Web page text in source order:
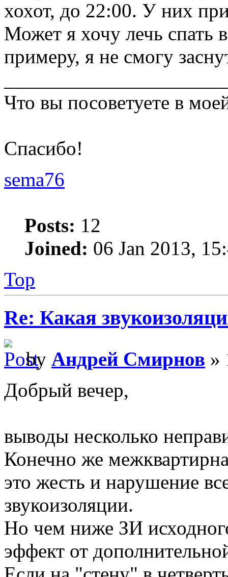
хохот, до 22:00. У них
Может я хочу лечь спать
примеру, я не смогу
Что вы посоветуете в
Спасибо!
sema76
Posts: 12
Joined: 06 Jan 2013,
Top
Re: Какая
by Андрей Смирнов »
Добрый вечер,
выводы несколько
Конечно же
это жесть и нарушение
звукоизоляции.
Но чем ниже ЗИ
эффект от